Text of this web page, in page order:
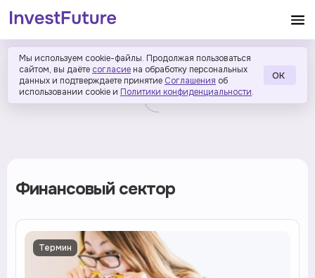
Мы используем cookie-файлы. Продолжая пользоваться
сайтом, вы даёте согласие на обработку персональных
данных и подтверждаете принятие Соглашения об
использовании cookie и Политики конфиденциальности.
ОК
Финансовый сектор
Термин